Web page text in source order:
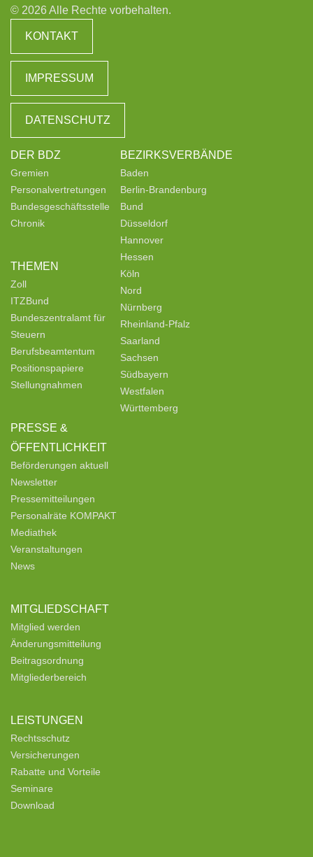
© 2026 Alle Rechte vorbehalten.
KONTAKT
IMPRESSUM
DATENSCHUTZ
DER BDZ
Gremien
Personalvertretungen
Bundesgeschäftsstelle
Chronik
THEMEN
Zoll
ITZBund
Bundeszentralamt für
Steuern
Berufsbeamtentum
Positionspapiere
Stellungnahmen
PRESSE &
ÖFFENTLICHKEIT
Beförderungen aktuell
Newsletter
Pressemitteilungen
Personalräte KOMPAKT
Mediathek
Veranstaltungen
News
MITGLIEDSCHAFT
Mitglied werden
Änderungsmitteilung
Beitragsordnung
Mitgliederbereich
LEISTUNGEN
Rechtsschutz
Versicherungen
Rabatte und Vorteile
Seminare
Download
BEZIRKSVERBÄNDE
Baden
Berlin-Brandenburg
Bund
Düsseldorf
Hannover
Hessen
Köln
Nord
Nürnberg
Rheinland-Pfalz
Saarland
Sachsen
Südbayern
Westfalen
Württemberg